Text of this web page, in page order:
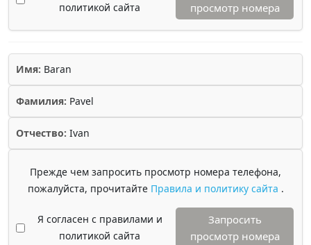
политикой сайта
просмотр номера
Имя: Baran
Фамилия: Pavel
Отчество: Ivan
Прежде чем запросить просмотр номера телефона,
пожалуйста, прочитайте Правила и политику сайта .
Я согласен с правилами и
политикой сайта
Запросить
просмотр номера